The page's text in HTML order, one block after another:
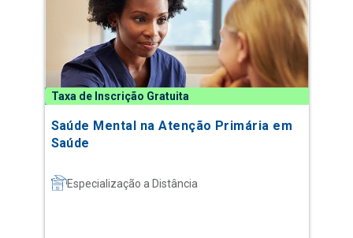
Taxa de Inscrição Gratuita
Saúde Mental na Atenção Primária em
Saúde
Especialização a Distância